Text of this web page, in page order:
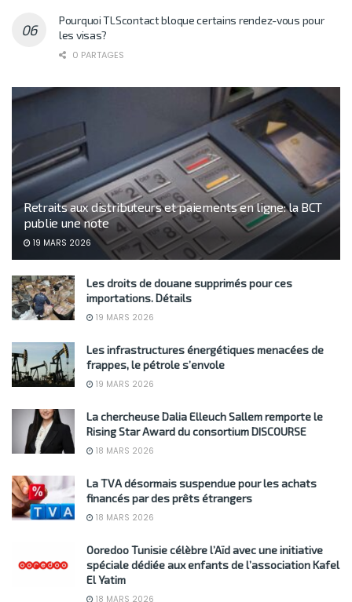
Pourquoi TLScontact bloque certains rendez-vous pour
les visas?
0 PARTAGES
Retraits aux distributeurs et paiements en ligne: la BCT
publie une note
19 MARS 2026
Les droits de douane supprimés pour ces
importations. Détails
19 MARS 2026
Les infrastructures énergétiques menacées de
frappes, le pétrole s’envole
19 MARS 2026
La chercheuse Dalia Elleuch Sallem remporte le
Rising Star Award du consortium DISCOURSE
18 MARS 2026
La TVA désormais suspendue pour les achats
financés par des prêts étrangers
18 MARS 2026
Ooredoo Tunisie célèbre l’Aïd avec une initiative
spéciale dédiée aux enfants de l’association Kafel
El Yatim
18 MARS 2026